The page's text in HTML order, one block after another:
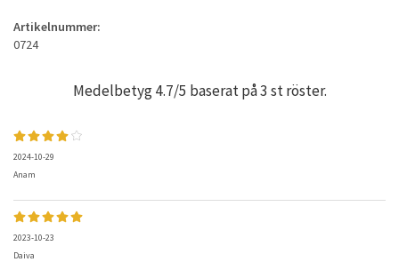
Artikelnummer:
0724
Medelbetyg4.7/5 baserat på3 st röster.
2024-10-29
Anam
2023-10-23
Daiva